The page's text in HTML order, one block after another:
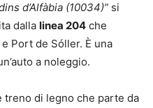
d’Alfàbia (10034)” si
dalla linea 204 che
Port de Sóller. È una
a noleggio.
treno di legno che parte da